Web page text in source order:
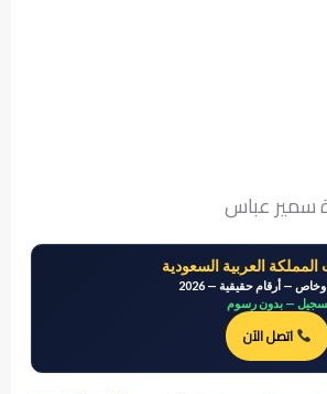
سمير عباس
العربية السعودية
— بدون رسوم
اتصل الآن